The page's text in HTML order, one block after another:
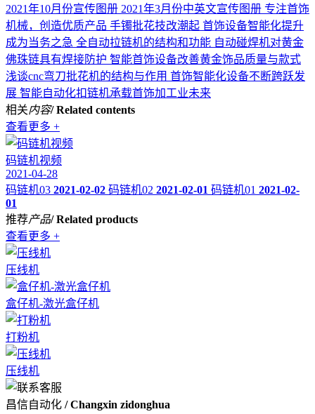
2021年10月份宣传图册 2021年3月份中英文宣传图册 专注首饰
机械，创造优质产品 手镯批花技改潮起 首饰设备智能化提升
成为当务之急 全自动拉链机的结构和功能 自动碰焊机对黄金
佛珠链具有焊接防护 智能首饰设备改善黄金饰品质量与款式
浅谈cnc弯刀批花机的结构与作用 首饰智能化设备不断跨跃发
展 智能自动化扣链机承载首饰加工业未来
相关内容/ Related contents
查看更多 +
码链机视频
2021-04-28
码链机03 2021-02-02 码链机02 2021-02-01 码链机01 2021-02-
01
推荐产品/ Related products
查看更多 +
压线机
盒仔机-激光盒仔机
打粉机
压线机
昌信自动化 / Changxin zidonghua